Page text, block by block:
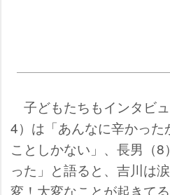
子どもたちもインタビ
4）は「あんなに辛かっ
ことしかない」、長男（
った」と語ると、吉川は
変！大変なことが起きて